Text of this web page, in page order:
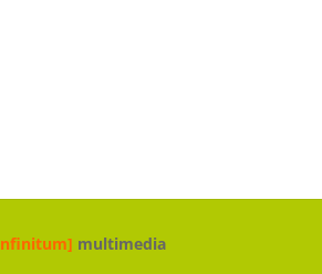
multimedia